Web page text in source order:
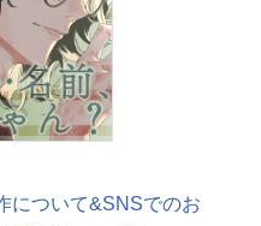
について&SNSでのお